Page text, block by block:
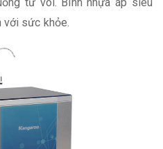
từ vòi. Bình nhựa áp siêu
với sức khỏe.